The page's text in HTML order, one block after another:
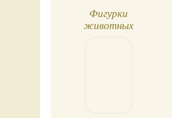
Фигурки
животных